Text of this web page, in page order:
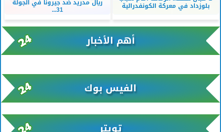
بلوزداد في معركة الكونفدرالية 31...
أهم الأخبار
الفيس بوك
تويتر